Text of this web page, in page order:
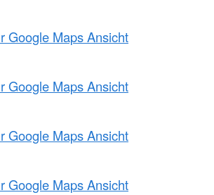
Google Maps Ansicht
Google Maps Ansicht
Google Maps Ansicht
Google Maps Ansicht